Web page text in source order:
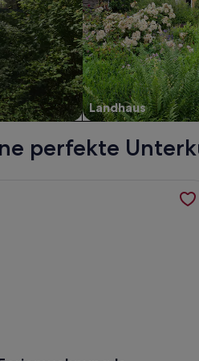
Landhaus
perfekte